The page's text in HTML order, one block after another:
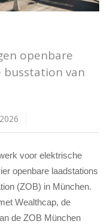
openbare
van
voor elektrische
openbare laadstations
(ZOB) in München.
Wealthcap, de
de ZOB München